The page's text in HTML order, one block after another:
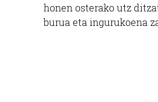
honen osterako utz
burua eta ingurukoena